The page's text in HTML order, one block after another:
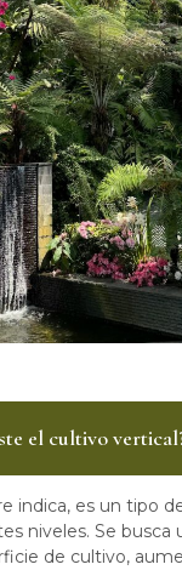
el cultivo
indica, es un tipo
niveles. Se busca
de cultivo,